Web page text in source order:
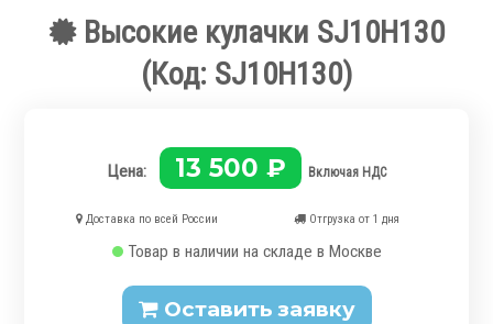
Токарная оснасткаВысокие кулачки SJ10H130
(Код: SJ10H130)
Цена: 13 500 ₽ Включая НДС
Доставка по всей России Отгрузка от 1 дня
Товар в наличии на складе в Москве
Оставить заявку